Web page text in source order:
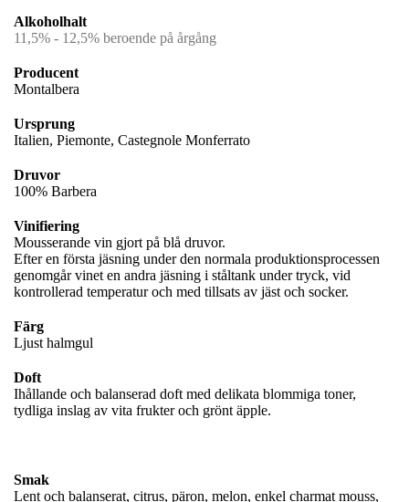
Alkoholhalt
11,5% - 12,5% beroende på årgång
Producent
Montalbera
Ursprung
Italien, Piemonte, Castegnole Monferrato
Druvor
100% Barbera
Vinifiering
Mousserande vin gjort på blå druvor.
Efter en första jäsning under den normala produktionsprocessen
genomgår vinet en andra jäsning i ståltank under tryck, vid
kontrollerad temperatur och med tillsats av jäst och socker.
Färg
Ljust halmgul
Doft
Ihållande och balanserad doft med delikata blommiga toner,
tydliga inslag av vita frukter och grönt äpple.
Smak
Lent och balanserat, citrus, päron, melon, enkel charmat mouss,